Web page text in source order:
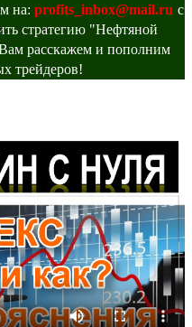
на: profits_inbox@mail.ru с
стратегию "Нефтяной
расскажем и пополним
трейдеров!